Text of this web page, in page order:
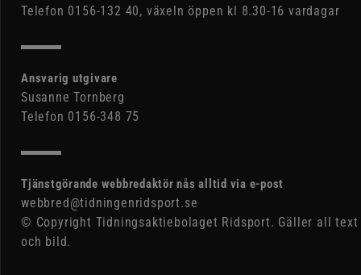
Telefon 0156-132 40, växeln öppen kl 8.30-16 vardagar
Ansvarig utgivare
Susanne Tornberg
Telefon 0156-348 75
Tjänstgörande webbredaktör nås alltid via e-post
webbred@tidningenridsport.se
© Copyright Tidningsaktiebolaget Ridsport. Gäller all text
och bild.